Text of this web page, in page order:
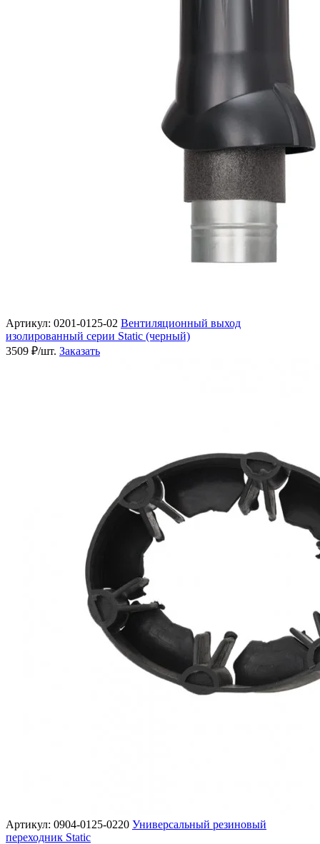
Артикул: 0201-0125-02 Вентиляционный выход
изолированный серии Static (черный)
3509 ₽/шт. Заказать
Артикул: 0904-0125-0220 Универсальный резиновый
переходник Static